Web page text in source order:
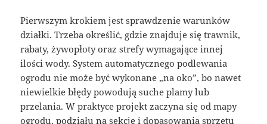
Pierwszym krokiem jest sprawdzenie warunków
działki. Trzeba określić, gdzie znajduje się trawnik,
rabaty, żywopłoty oraz strefy wymagające innej
ilości wody. System automatycznego podlewania
ogrodu nie może być wykonane „na oko”, bo nawet
niewielkie błędy powodują suche plamy lub
przelania. W praktyce projekt zaczyna się od mapy
ogrodu, podziału na sekcje i dopasowania sprzętu